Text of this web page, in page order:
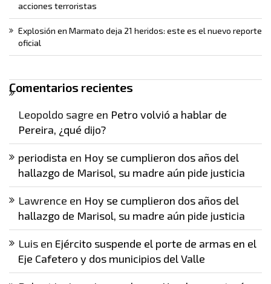
acciones terroristas
Explosión en Marmato deja 21 heridos: este es el nuevo reporte
oficial
Comentarios recientes
Leopoldo sagre en Petro volvió a hablar de
Pereira, ¿qué dijo?
periodista en Hoy se cumplieron dos años del
hallazgo de Marisol, su madre aún pide justicia
Lawrence en Hoy se cumplieron dos años del
hallazgo de Marisol, su madre aún pide justicia
Luis en Ejército suspende el porte de armas en el
Eje Cafetero y dos municipios del Valle